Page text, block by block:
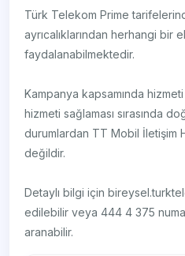
Türk Telekom Prime
ayrıcalıklarından herhangi bir
faydalanabilmektedir.
Kampanya kapsamında
hizmeti sağlaması sırasında
durumlardan TT Mobil İletişim
değildir.
Detaylı bilgi için
edilebilir veya 444 4 375
aranabilir.